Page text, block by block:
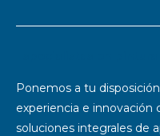
Ponemos a tu
experiencia e innovación
soluciones integrales de